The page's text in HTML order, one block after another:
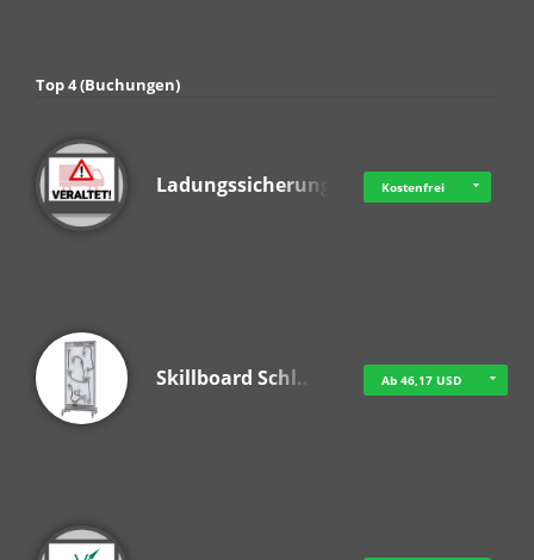
Top 4 (Buchungen)
Ladungssicherung Kostenfrei
Skillboard Schl… Ab 46,17 USD